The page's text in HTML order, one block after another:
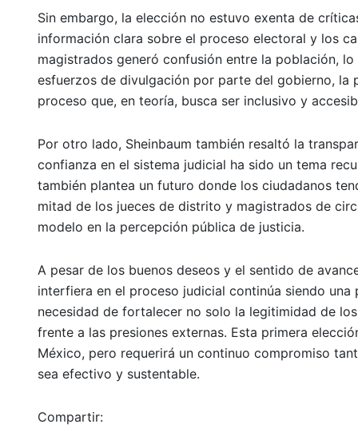
Sin embargo, la elección no estuvo exenta de
información clara sobre el proceso electoral y los
magistrados generó confusión entre la población,
esfuerzos de divulgación por parte del gobierno,
proceso que, en teoría, busca ser inclusivo y
Por otro lado, Sheinbaum también resaltó la
confianza en el sistema judicial ha sido un tema
también plantea un futuro donde los ciudadanos
mitad de los jueces de distrito y magistrados de
modelo en la percepción pública de justicia.
A pesar de los buenos deseos y el sentido de
interfiera en el proceso judicial continúa siendo
necesidad de fortalecer no solo la legitimidad de
frente a las presiones externas. Esta primera
México, pero requerirá un continuo compromiso
sea efectivo y sustentable.
Compartir: